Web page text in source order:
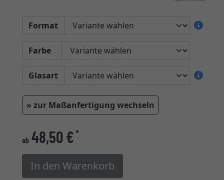
Format
Farbe
Glasart
» zur Maßanfertigung wechseln
ab 48,50 €*
In den Warenkorb